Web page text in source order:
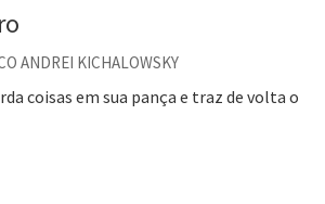
Borges
o veganismo não é a resposta
ANDREI KICHALOWSKY
coisas em sua pança e traz de volta o